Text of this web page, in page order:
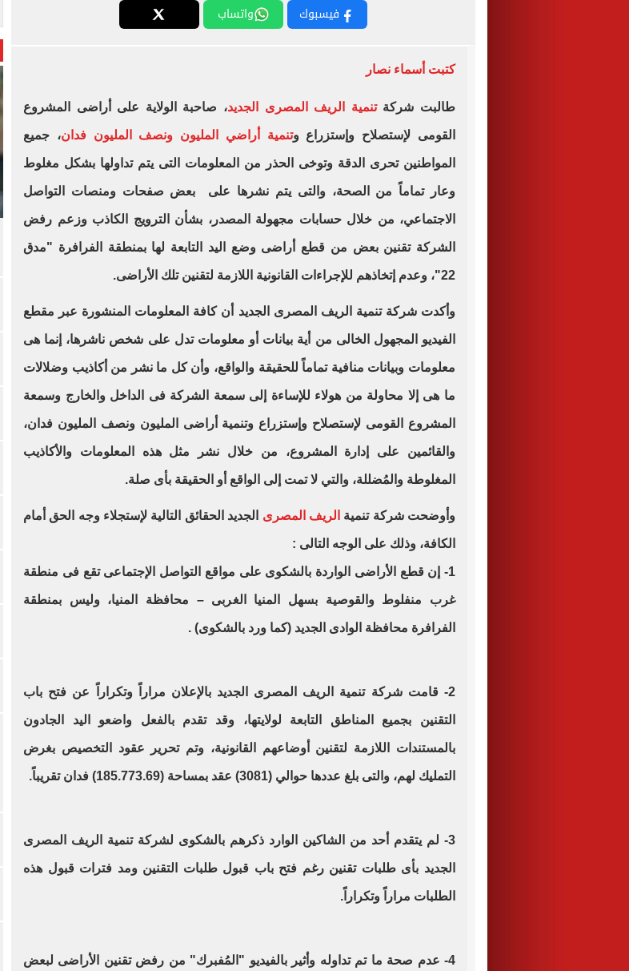
فيسبوك واتساب
كتبت أسماء نصار
طالبت شركةتنمية الريف المصرى الجديد، صاحبة الولاية على أراضى المشروع
القومى لإستصلاح وإستزراع وتنمية أراضي المليون ونصف المليون فدان، جميع
المواطنين تحرى الدقة وتوخى الحذر من المعلومات التى يتم تداولها بشكل مغلوط
وعار تماماً من الصحة، والتى يتم نشرها على بعض صفحات ومنصات التواصل
الاجتماعي، من خلال حسابات مجهولة المصدر، بشأن الترويج الكاذب وزعم رفض
الشركة تقنين بعض من قطع أراضى وضع اليد التابعة لها بمنطقة الفرافرة "مدق
22"، وعدم إتخاذهم للإجراءات القانونية اللازمة لتقنين تلك الأراضى.
وأكدت شركة تنمية الريف المصرى الجديد أن كافة المعلومات المنشورة عبر مقطع
الفيديو المجهول الخالى من أية بيانات أو معلومات تدل على شخص ناشرها، إنما هى
معلومات وبيانات منافية تماماً للحقيقة والواقع، وأن كل ما نشر من أكاذيب وضلالات
ما هى إلا محاولة من هولاء للإساءة إلى سمعة الشركة فى الداخل والخارج وسمعة
المشروع القومى لإستصلاح وإستزراع وتنمية أراضى المليون ونصف المليون فدان،
والقائمين على إدارة المشروع، من خلال نشر مثل هذه المعلومات والأكاذيب
المغلوطة والمُضللة، والتي لا تمت إلى الواقع أو الحقيقة بأى صلة.
وأوضحت شركة تنمية الريف المصرى الجديد الحقائق التالية لإستجلاء وجه الحق أمام
الكافة، وذلك على الوجه التالى :
1- إن قطع الأراضى الواردة بالشكوى على مواقع التواصل الإجتماعى تقع فى منطقة
غرب منفلوط والقوصية بسهل المنيا الغربى – محافظة المنيا، وليس بمنطقة
الفرافرة محافظة الوادى الجديد (كما ورد بالشكوى) .
2- قامت شركة تنمية الريف المصرى الجديد بالإعلان مراراً وتكراراً عن فتح باب
التقنين بجميع المناطق التابعة لولايتها، وقد تقدم بالفعل واضعو اليد الجادون
بالمستندات اللازمة لتقنين أوضاعهم القانونية، وتم تحرير عقود التخصيص بغرض
التمليك لهم، والتى بلغ عددها حوالي (3081) عقد بمساحة (185.773.69) فدان تقريباً.
3- لم يتقدم أحد من الشاكين الوارد ذكرهم بالشكوى لشركة تنمية الريف المصرى
الجديد بأى طلبات تقنين رغم فتح باب قبول طلبات التقنين ومد فترات قبول هذه
الطلبات مراراً وتكراراً.
4- عدم صحة ما تم تداوله وأثير بالفيديو "المُفبرك" من رفض تقنين الأراضى لبعض